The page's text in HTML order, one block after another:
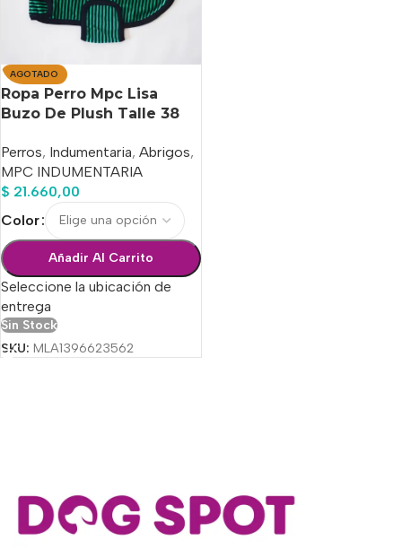
AGOTADO
Ropa Perro Mpc Lisa
Buzo De Plush Talle 38
Perros, Indumentaria, Abrigos,
MPC INDUMENTARIA
$ 21.660,00
Color
Añadir Al Carrito
Seleccione la ubicación de
entrega
Sin Stock
SKU: MLA1396623562